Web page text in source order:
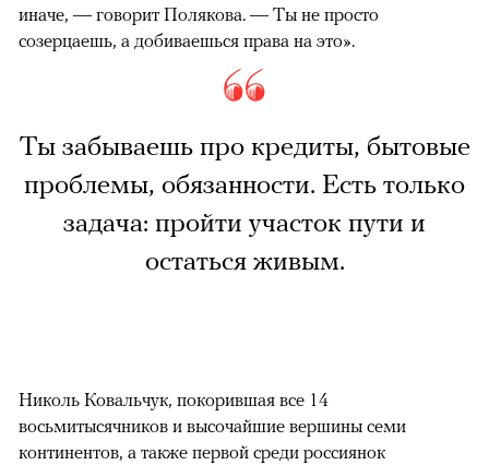
иначе, — говорит Полякова. — Ты не просто
созерцаешь, а добиваешься права на это».
Ты забываешь про кредиты, бытовые
проблемы, обязанности. Есть только
задача: пройти участок пути и
остаться живым.
Николь Ковальчук, покорившая все 14
восьмитысячников и высочайшие вершины семи
континентов, а также первой среди россиянок